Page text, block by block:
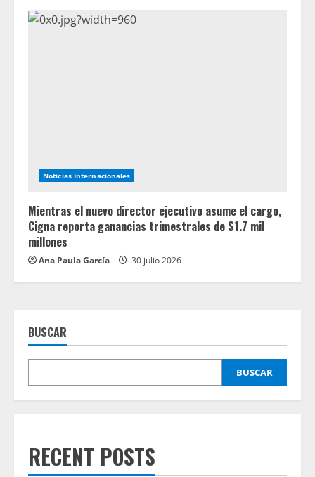
Noticias Internacionales
Mientras el nuevo director ejecutivo asume el cargo,
Cigna reporta ganancias trimestrales de $1.7 mil
millones
Ana Paula García 30 julio 2026
BUSCAR
BUSCAR
RECENT POSTS